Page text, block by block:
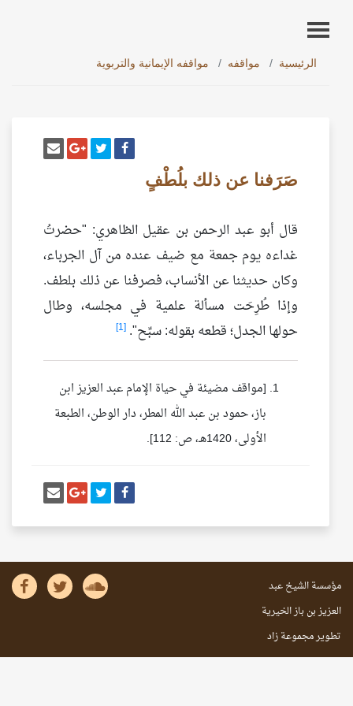
الرئيسية مواقفه مواقفه الإيمانية والتربوية
شارك على فيسبوك
أنشر تغريدةشارك على
صَرَفنا عن ذلك بلُطْفٍ
قال أبو عبد الرحمن بن عقيل الظاهري: "حضرتُ
غداءه يوم جمعة مع ضيف عنده من آل الجرباء،
وكان حديثنا عن الأنساب، فصرفنا عن ذلك بلطف.
وإذا طُرِحَت مسألة علمية في مجلسه، وطال
حولها الجدل؛ قطعه بقوله: سبِّح". [1]
[مواقف مضيئة في حياة الإمام عبد العزيز ابن
باز، حمود بن عبد الله المطر، دار الوطن، الطبعة
الأولى، 1420هـ، ص: 112].
شارك على فيسبوك
أنشر تغريدةشارك على
مؤسسة الشيخ عبد
العزيز بن باز الخيرية
تطوير مجموعة زاد